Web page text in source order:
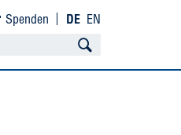
Spenden DE EN